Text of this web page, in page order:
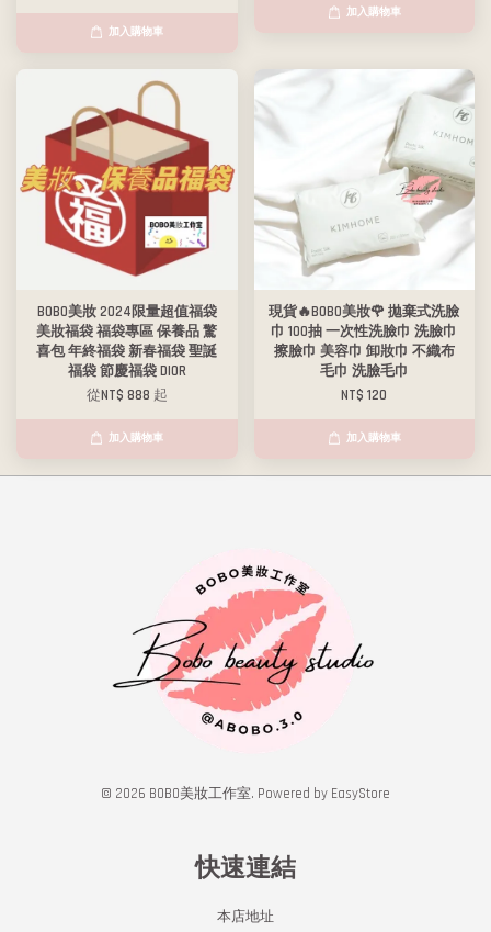
加入購物車
加入購物車
BOBO美妝 2024限量超值福袋
美妝福袋 福袋專區 保養品 驚
喜包 年終福袋 新春福袋 聖誕
福袋 節慶福袋 DIOR
從NT$ 888 起
加入購物車
現貨🔥BOBO美妝🌹 拋棄式洗臉
巾 100抽 一次性洗臉巾 洗臉巾
擦臉巾 美容巾 卸妝巾 不織布
毛巾 洗臉毛巾
NT$ 120
加入購物車
© 2026 BOBO美妝工作室. Powered by EasyStore
快速連結
本店地址